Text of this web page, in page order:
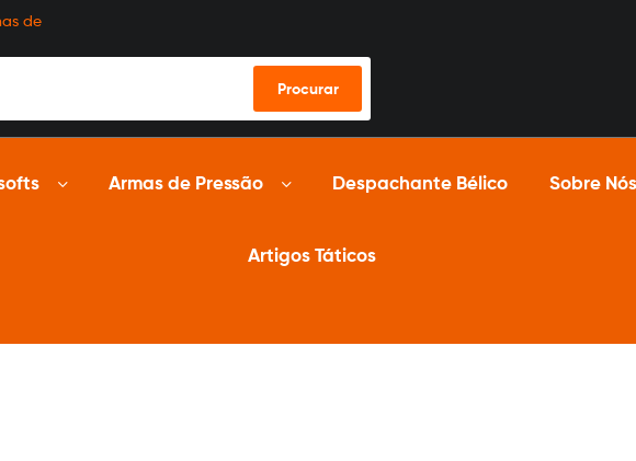
Procurar
Armas de Pressão Despachante Bélico Sobre Nós
Artigos Táticos